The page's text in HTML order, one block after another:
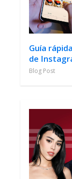
Guía
de
Blog Post